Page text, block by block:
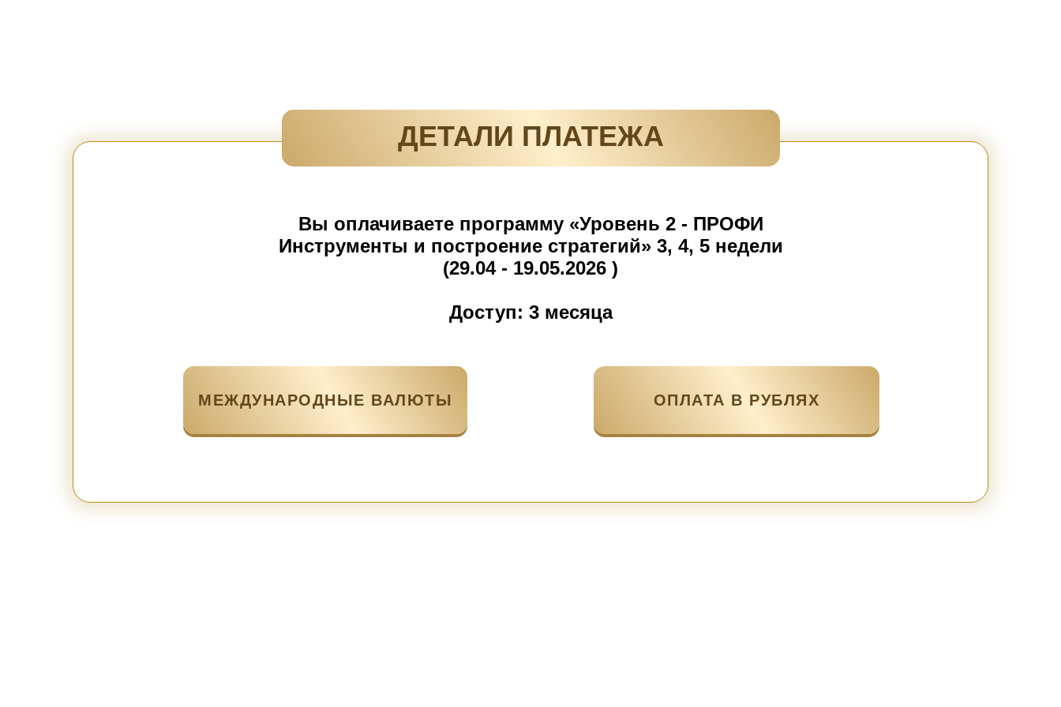
МЕЖДУНАРОДНЫЕ ВАЛЮТЫ ОПЛАТА В РУБЛЯХ
ДЕТАЛИ ПЛАТЕЖА
Вы оплачиваете программу «Уровень 2 - ПРОФИ
Инструменты и построение стратегий» 3, 4, 5 недели
(29.04 - 19.05.2026 )
Доступ: 3 месяца